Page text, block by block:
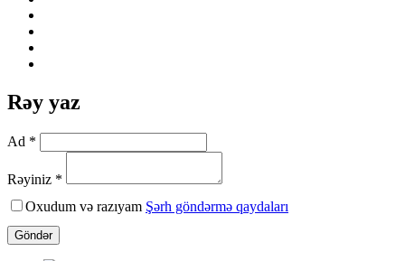
Rəy yaz
Ad *
Rəyiniz *
Oxudum və razıyam Şərh göndərmə qaydaları
Göndər